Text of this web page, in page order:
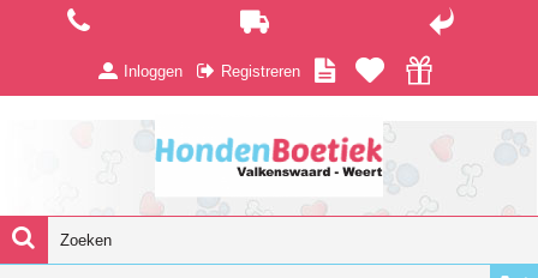
Inloggen Registreren